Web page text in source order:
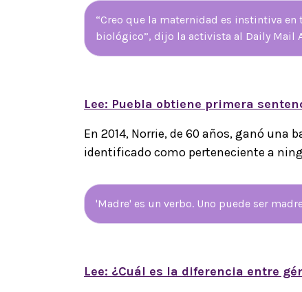
“Creo que la maternidad es instintiva
biológico”, dijo la activista al Daily Mail
Lee: Puebla obtiene primera
En 2014, Norrie, de 60 años, ganó una
identificado como perteneciente a
'Madre' es un verbo. Uno puede ser
Lee: ¿Cuál es la diferencia entre